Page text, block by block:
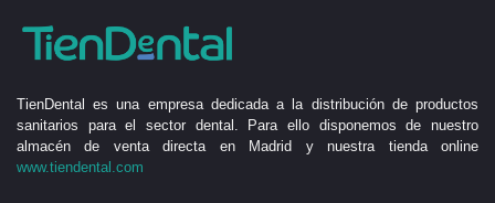
TienDental es una empresa dedicada a la distribución de productos
sanitarios para el sector dental. Para ello disponemos de nuestro
almacén de venta directa en Madrid y nuestra tienda online
www.tiendental.com